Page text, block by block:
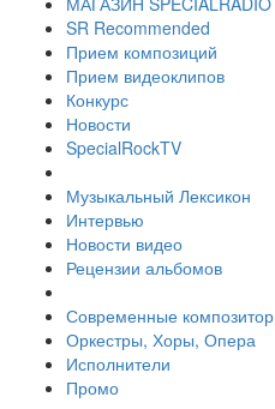
SR Recommended
Прием композиций
Прием видеоклипов
Конкурс
Новости
SpecialRockTV
Музыкальный Лексикон
Интервью
Новости видео
Рецензии альбомов
Современные
Оркестры, Хоры, Опера
Исполнители
Промо